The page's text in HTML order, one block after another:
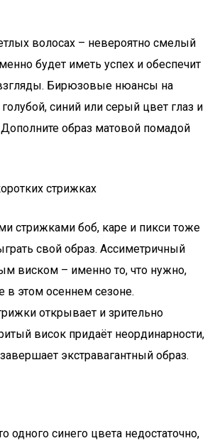
волосах – невероятно смелый
будет иметь успех и обеспечит
Бирюзовые нюансы на
синий или серый цвет глаз и
Дополните образ матовой помадой
стрижках
стрижками боб, каре и пикси тоже
свой образ. Ассиметричный
виском – именно то, что нужно,
в этом осеннем сезоне.
открывает и зрительно
висок придаёт неординарности,
экстравагантный образ.
одного синего цвета недостаточно,